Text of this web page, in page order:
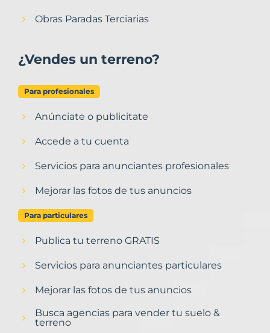
Obras Paradas Terciarias
¿Vendes un terreno?
Para profesionales
Anúnciate o publicitate
Accede a tu cuenta
Servicios para anunciantes profesionales
Mejorar las fotos de tus anuncios
Para particulares
Publica tu terreno GRATIS
Servicios para anunciantes particulares
Mejorar las fotos de tus anuncios
Busca agencias para vender tu suelo &
terreno